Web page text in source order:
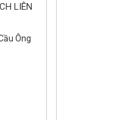
LIÊN
Ông